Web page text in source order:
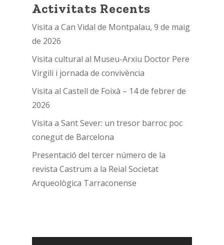
Activitats Recents
Visita a Can Vidal de Montpalau, 9 de maig
de 2026
Visita cultural al Museu-Arxiu Doctor Pere
Virgili i jornada de convivència
Visita al Castell de Foixà – 14 de febrer de
2026
Visita a Sant Sever: un tresor barroc poc
conegut de Barcelona
Presentació del tercer número de la
revista Castrum a la Reial Societat
Arqueològica Tarraconense